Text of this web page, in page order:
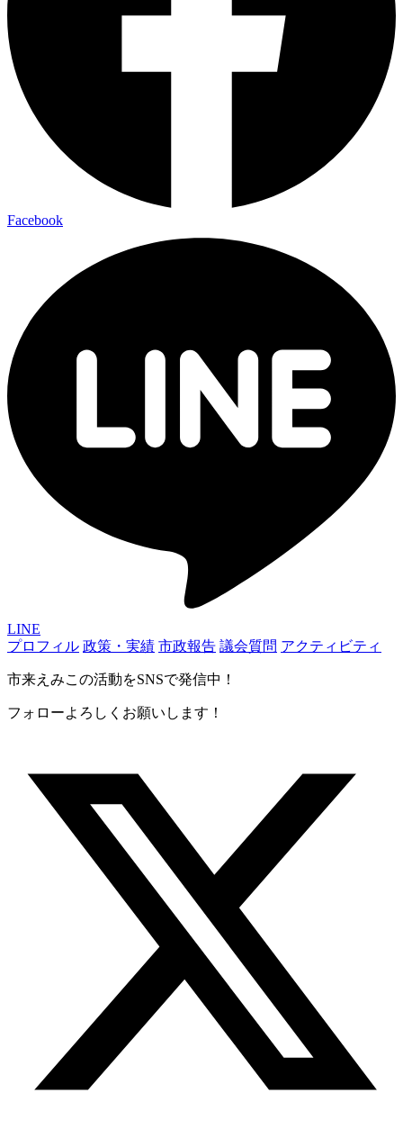
Facebook
LINE
プロフィル 政策・実績 市政報告 議会質問 アクティビティ
市来えみこの活動をSNSで発信中！
フォローよろしくお願いします！